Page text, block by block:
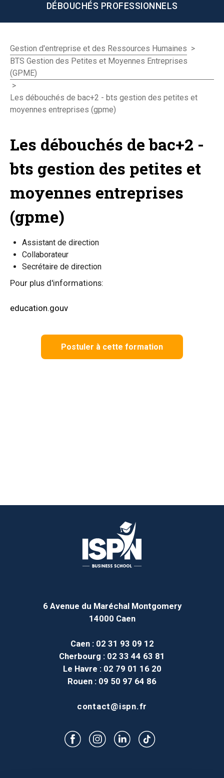
DÉBOUCHÉS PROFESSIONNELS
Gestion d'entreprise et des Ressources Humaines >
BTS Gestion des Petites et Moyennes Entreprises
(GPME)
>
Les débouchés de bac+2 - bts gestion des petites et
moyennes entreprises (gpme)
Les débouchés de bac+2 -
bts gestion des petites et
moyennes entreprises
(gpme)
Assistant de direction
Collaborateur
Secrétaire de direction
Pour plus d'informations:
education.gouv
Postuler à cette formation
6 Avenue du Maréchal Montgomery
14000 Caen
Caen: 02 31 93 09 12
Cherbourg : 02 33 44 63 81
Le Havre : 02 79 01 16 20
Rouen : 09 50 97 64 86
contact@ispn.fr